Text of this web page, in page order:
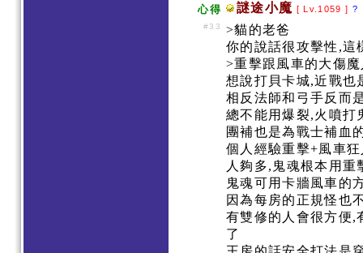
心得 謎途小魔 [ Lv.1059 ] ?
#33
>貓的老爸
你的說話很攻擊性,
>重擊跟風車的大傷
想說打貝卡城,近戰
相反法師和弓手反而
總不能用爆裂,火噴
團補也是為戰士補血
個人經驗重擊+風車
人夠多,鬼魂根本用
鬼魂可用卡牆風車的
因為每房的正規怪也
有雙修的人會很方便,
了